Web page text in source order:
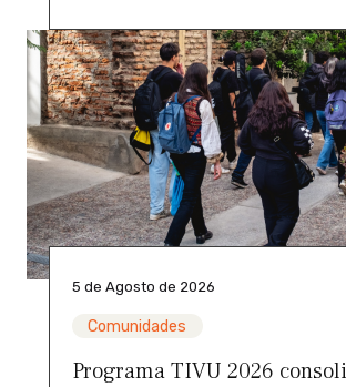
5 de Agosto de 2026
Comunidades
Programa TIVU 2026